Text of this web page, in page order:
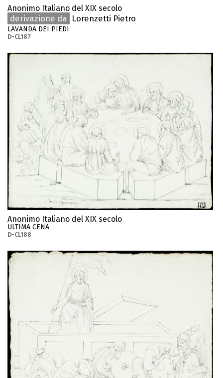
Anonimo Italiano del XIX secolo
derivazione da Lorenzetti Pietro
LAVANDA DEI PIEDI
D-CL187
Anonimo Italiano del XIX secolo
ULTIMA CENA
D-CL188